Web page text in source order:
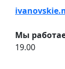
Мы
19.00